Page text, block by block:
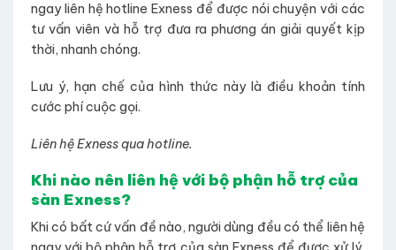
ngay liên hệ hotline Exness để được nói chuyện với các
tư vấn viên và hỗ trợ đưa ra phương án giải quyết kịp
thời, nhanh chóng.
Lưu ý, hạn chế của hình thức này là điều khoản tính
cước phí cuộc gọi.
Liên hệ Exness qua hotline.
Khi nào nên liên hệ với bộ phận hỗ trợ của
sàn Exness?
Khi có bất cứ vấn đề nào, người dùng đều có thể liên hệ